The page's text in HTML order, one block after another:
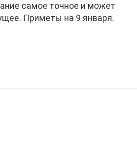
самое точное и может
Приметы на 9 января.